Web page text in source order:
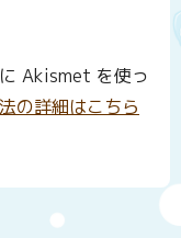
Akismet を使っ
の詳細はこちら